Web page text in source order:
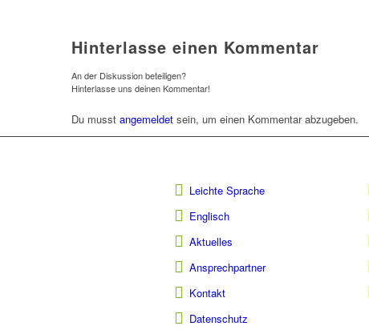
Hinterlasse einen Kommentar
An der Diskussion beteiligen?
Hinterlasse uns deinen Kommentar!
Du musst angemeldet sein, um einen Kommentar abzugeben.
Leichte Sprache
Englisch
Aktuelles
Ansprechpartner
Kontakt
Datenschutz